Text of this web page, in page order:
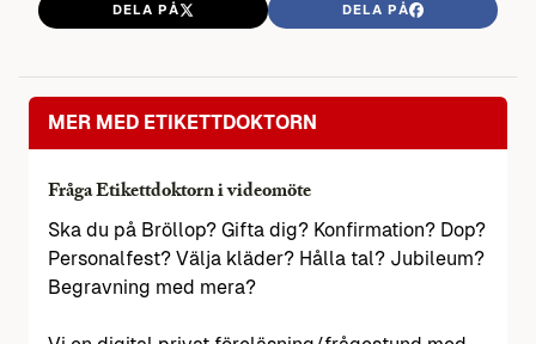
DELA PÅ DELA PÅ
MER MED ETIKETTDOKTORN
Fråga Etikettdoktorn i videomöte
Ska du på Bröllop? Gifta dig? Konfirmation? Dop?
Personalfest? Välja kläder? Hålla tal? Jubileum?
Begravning med mera?